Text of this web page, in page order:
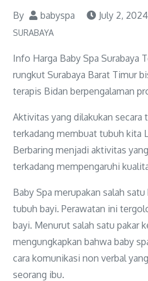
By babyspa July 2, 2024
SURABAYA
Info Harga Baby Spa Surabaya
rungkut Surabaya Barat Timur
terapis Bidan berpengalaman
Aktivitas yang dilakukan secara
terkadang membuat tubuh kita
Berbaring menjadi aktivitas
terkadang mempengaruhi
Baby Spa merupakan salah
tubuh bayi. Perawatan ini
bayi. Menurut salah satu pakar
mengungkapkan bahwa baby
cara komunikasi non verbal
seorang ibu.